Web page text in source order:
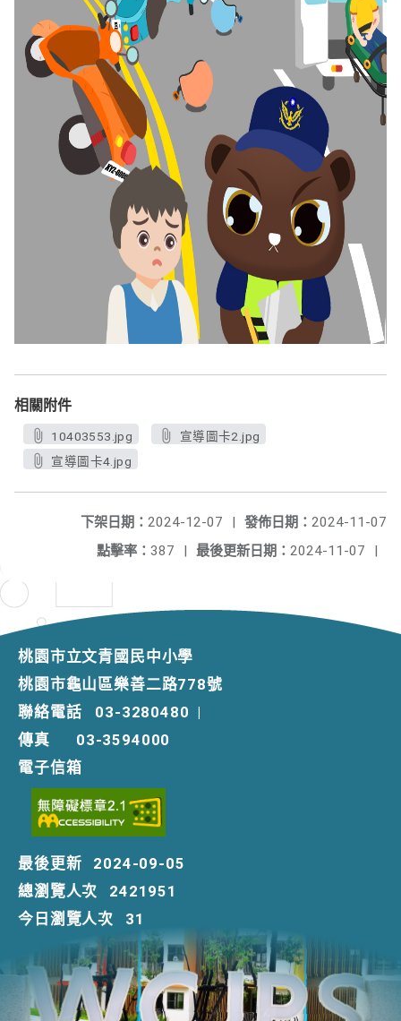
相關附件
10403553.jpg
宣導圖卡2.jpg
宣導圖卡4.jpg
發佈日期： 2024-11-07
下架日期： 2024-12-07
|
最後更新日期： 2024-11-07 |
點擊率： 387 |
桃園市立文青國民中小學
桃園市龜山區樂善二路778號
聯絡電話
03-3280480 |
傳真
03-3594000
電子信箱
最後更新
2024-09-05
總瀏覽人次
2421951
今日瀏覽人次
31